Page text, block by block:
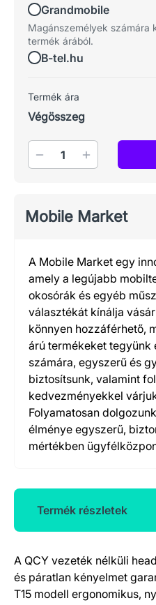
Grandmobile
Magánszemélyek számára
termék árából.
B-tel.hu
Termék ára
Végösszeg
Mennyiség
Mobile Market
A Mobile Market egy
amely a legújabb
okosórák és egyéb
választékát kínálja
könnyen hozzáférhető,
árú termékeket tegyünk
számára, egyszerű és
biztosítsunk, valamint
kedvezményekkel
Folyamatosan
élménye egyszerű,
mértékben
Termék részletek
Termék részletek
A QCY vezeték nélküli
és páratlan kényelmet
T15 modell ergonomikus,